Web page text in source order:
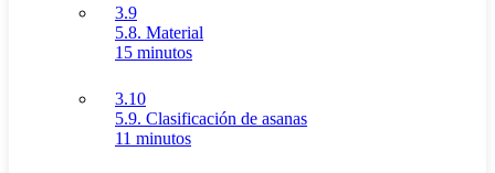
3.9
5.8. Material
15 minutos
3.10
5.9. Clasificación de asanas
11 minutos